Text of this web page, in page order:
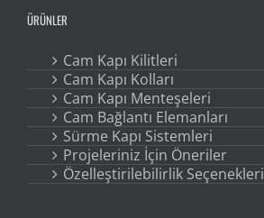
ÜRÜNLER
Cam Kapı Kilitleri
Cam Kapı Kolları
Cam Kapı Menteşeleri
Cam Bağlantı Elemanları
Sürme Kapı Sistemleri
Projeleriniz İçin Öneriler
Özelleştirilebilirlik Seçenekleri